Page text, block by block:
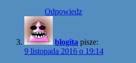
Odpowiedz
blogita pisze:
9 listopada 2016 o 19:14